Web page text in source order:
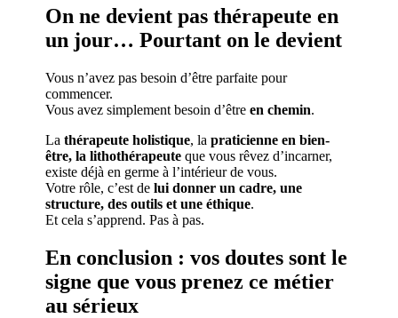
On ne devient pas thérapeute en
un jour… Pourtant on le devient
Vous n’avez pas besoin d’être parfaite pour
commencer.
Vous avez simplement besoin d’êtreen chemin.
Lathérapeute holistique, lapraticienne en bien-
être, la lithothérapeute que vous rêvez d’incarner,
existe déjà en germe à l’intérieur de vous.
Votre rôle, c’est delui donner un cadre, une
structure, des outils et une éthique.
Et cela s’apprend. Pas à pas.
En conclusion : vos doutes sont le
signe que vous prenez ce métier
au sérieux